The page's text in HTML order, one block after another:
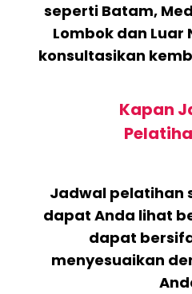
seperti Batam,
Lombok dan Luar
konsultasikan
Kapan
Jadwal pelatihan
dapat Anda lihat
dapat
menyesuaikan